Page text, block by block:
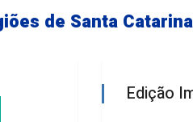
de Santa
Edição